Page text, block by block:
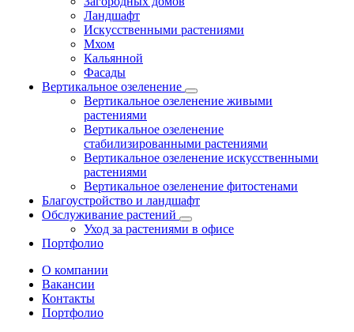
Ландшафт
Искусственными растениями
Мхом
Кальянной
Фасады
Вертикальное озеленение
Вертикальное озеленение живыми
растениями
Вертикальное озеленение
стабилизированными растениями
Вертикальное озеленение искусственными
растениями
Вертикальное озеленение фитостенами
Благоустройство и ландшафт
Обслуживание растений
Уход за растениями в офисе
Портфолио
О компании
Вакансии
Контакты
Портфолио